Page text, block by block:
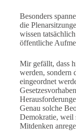
Besonders
die
wissen
öffentliche
Mir gefällt, dass
werden, sondern
eingeordnet
Genau solche
Demokratie, weil
Mitdenken